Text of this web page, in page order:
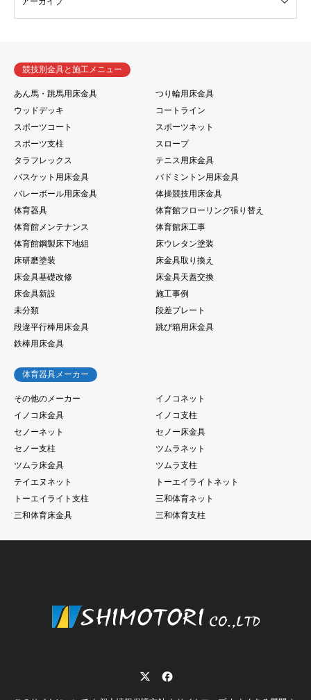
競技別金具と施工メニュー
あん馬・跳馬用床金具
つり輪用床金具
ウッドデッキ
コートライン
スポーツコート
スポーツネット
スポーツ支柱
スロープ
タラフレックス
テニス用床金具
バスケット用床金具
バドミントン用床金具
バレーボール用床金具
体操競技用床金具
体育器具
体育館フローリング張り替え
体育館メンテナンス
体育館床工事
体育館鋼製床下地組
床ウレタン塗装
床研磨塗装
床金具取り換え
床金具基礎改修
床金具天蓋交換
床金具新設
施工事例
未分類
段差プレート
段違平行棒用床金具
跳び箱用床金具
鉄棒用床金具
体育器具メーカー
その他のメーカー
イノコネット
イノコ床金具
イノコ支柱
セノーネット
セノー床金具
セノー支柱
ツムラネット
ツムラ床金具
ツムラ支柱
テイエヌネット
トーエイライトネット
トーエイライト支柱
三和体育ネット
三和体育床金具
三和体育支柱